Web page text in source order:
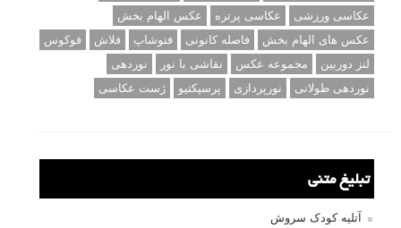
عکاسی ورزشی
عکاسی پرتره
عکس الهام بخش
عکس های الهام بخش
فاصله کانونی فتوشاپ فلاش
فوکوس
لنز دوربین
مجموعه عکس نقاشی با نور
نوردهی
نوردهی طولانی
نورپردازی پرسپکتیو ژست عکاسی
تبلیغ متنی
آتلیه کودک سروش